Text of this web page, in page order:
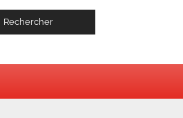
Rechercher